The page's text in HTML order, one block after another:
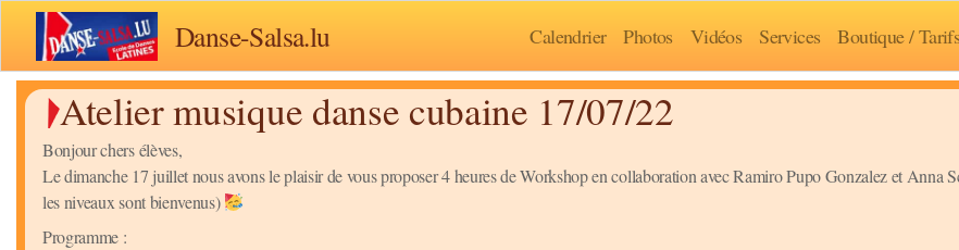
Danse-Salsa.lu Calendrier Photos Vidéos Services Boutique /
Atelier musique danse cubaine 17/07/22
Bonjour chers élèves,
Le dimanche 17 juillet nous avons le plaisir de vous proposer 4 heures de Workshop en collaboration avec Ramiro Pupo Gonzalez et Anna
les niveaux sont bienvenus)
Programme :